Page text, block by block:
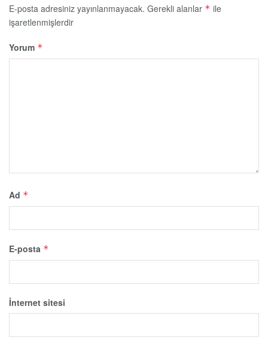
E-posta adresiniz yayınlanmayacak. Gerekli alanlar * ile
işaretlenmişlerdir
Yorum *
Ad *
E-posta *
İnternet sitesi